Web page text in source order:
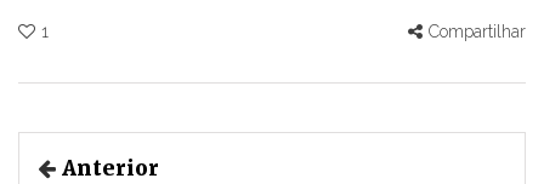
1 Compartilhar
Anterior